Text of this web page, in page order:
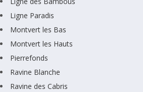
Ligne Paradis
Montvert les Bas
Montvert les Hauts
Pierrefonds
Ravine Blanche
Ravine des Cabris